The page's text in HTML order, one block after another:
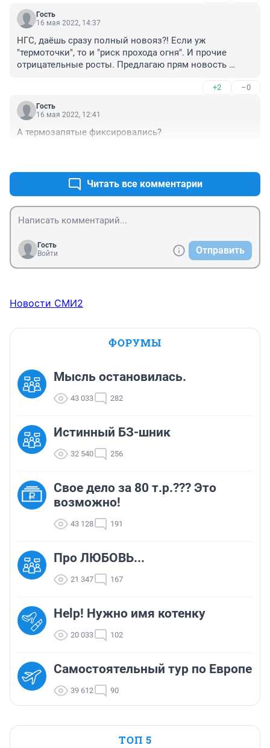
Гость
16 мая 2022, 14:37
НГС, даёшь сразу полный новояз?! Если уж
"термоточки", то и "риск прохода огня". И прочие
отрицательные росты. Предлагаю прям новость
* сгорели дома - высвобожденна территория под
застройку
* люди потеряли документы и деньги - населению
оформлением новых документов
* сгорели леса - расширение пахотных территорий
* наводнение - рекордное увлажнение почвы
* солдаты пропали без вести - не явились в часть
* заключённый сбежал - вышел без уведомления
* доходы падают - во многих африканских странах
* североатлантический альянс расширяется на восток
- время подлёта наших ракет до их территорий
сократилось
Народ, накидывайте ещё идеи. Хочу статью на
может кого-то удивить хотя-бы, пока привыкли
только к термоточкам и хлопкам газа.
+2 –0
Гость
16 мая 2022, 12:41
А термозапятые фиксировались?
Читать все комментарии
Гость
Войти
Отправить
Новости СМИ2
ФОРУМЫ
Мысль остановилась.
43 033 282
Истинный БЗ-шник
32 540 256
Свое дело за 80 т.р.??? Это
возможно!
43 128 191
Про ЛЮБОВЬ...
21 347 167
Help! Нужно имя котенку
20 033 102
Самостоятельный тур по Европе
39 612 90
ТОП 5